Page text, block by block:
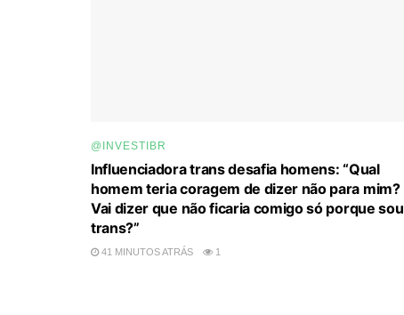
@INVESTIBR
Influenciadora trans desafia homens: “Qual
homem teria coragem de dizer não para mim?
Vai dizer que não ficaria comigo só porque sou
trans?”
41 MINUTOS ATRÁS 1